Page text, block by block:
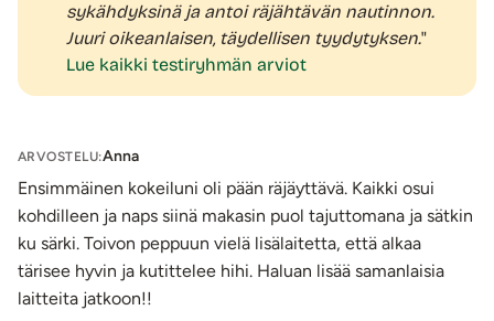
vesitiivis.
Erittäin laadukas ja ergonomisesti muotoiltu
Womanizer Blend
anatomialtaan erilaisille naisille. Kevyttä ja hyvin käteen
asettuvaa vibraattoria on helppo käyttää vain yhdellä
kädellä.
Klitoriskiihottimen suutin on kestävää ja hygieenistä
silikonia. Irrotettava suutin on helppo pestä käytön jälkeen.
sykähdyksinä ja antoi räjähtävän nautinnon.
Juuri oikeanlaisen, täydellisen tyydytyksen."
Lue kaikki testiryhmän arviot
ARVOSTELU:Anna
Ensimmäinen kokeiluni oli pään räjäyttävä. Kaikki osui
kohdilleen ja naps siinä makasin puol tajuttomana ja sätkin
ku särki. Toivon peppuun vielä lisälaitetta, että alkaa
tärisee hyvin ja kutittelee hihi. Haluan lisää samanlaisia
laitteita jatkoon!!